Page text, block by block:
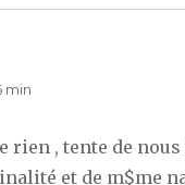
min
rien , tente de
et de m$me